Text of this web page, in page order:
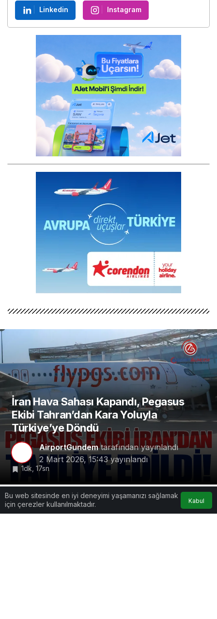
Linkedin Instagram
İran Hava Sahası Kapandı, Pegasus
Ekibi Tahran’dan Kara Yoluyla
Türkiye’ye Döndü
AirportGundemtarafından yayınlandı
2 Mart 2026, 15:43yayınlandı
1dk, 17sn
Google'da Abone Ol
Bu web sitesinde en iyi deneyimi yaşamanızı sağlamak
için çerezler kullanılmaktadır.
Kabul